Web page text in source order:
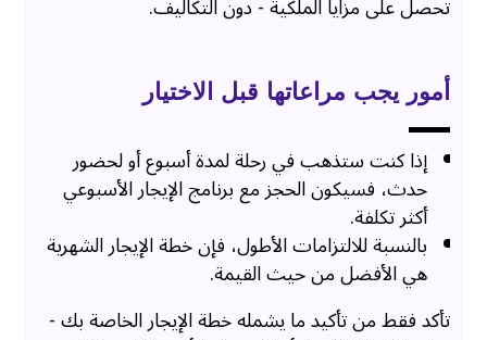
تحصل على مزايا الملكية - دون التكاليف.
أمور يجب مراعاتها قبل الاختيار
إذا كنت ستذهب في رحلة لمدة أسبوع أو لحضور
حدث، فسيكون الحجز مع برنامج الإيجار الأسبوعي
أكثر تكلفة.
بالنسبة للالتزامات الأطول، فإن خطة الإيجار الشهرية
هي الأفضل من حيث القيمة.
تأكد فقط من تأكيد ما يشمله خطة الإيجار الخاصة بك -